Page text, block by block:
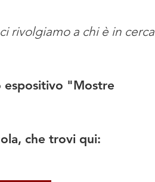
rivolgiamo a chi è in cerca
espositivo "Mostre
che trovi qui: